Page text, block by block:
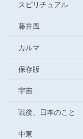
スピリチュアル
藤井風
カルマ
保存版
宇宙
戦後、日本のこと
中東